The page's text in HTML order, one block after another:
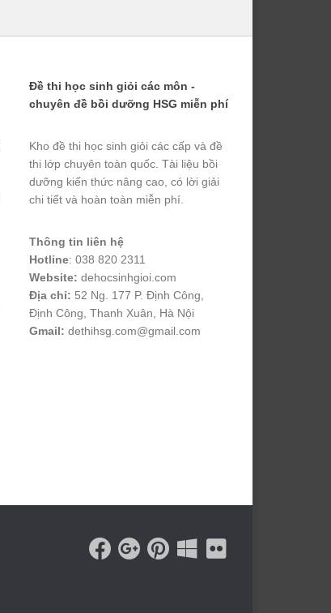
Đề thi học sinh giỏi các môn -
chuyên đề bồi dưỡng HSG miễn phí
Kho đề thi học sinh giỏi các cấp và đề
thi lớp chuyên toàn quốc. Tài liệu bồi
dưỡng kiến thức nâng cao, có lời giải
chi tiết và hoàn toàn miễn phí.
Thông tin liên hệ
Hotline: 038 820 2311
Website: dehocsinhgioi.com
Địa chỉ: 52 Ng. 177 P. Định Công,
Định Công, Thanh Xuân, Hà Nội
Gmail: dethihsg.com@gmail.com